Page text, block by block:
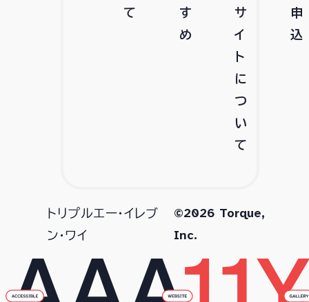
て
す
め
サ
イ
ト
に
つ
い
て
申
込
トリプルエー・イレブ
ン・ワイ
©2026 Torque,
Inc.